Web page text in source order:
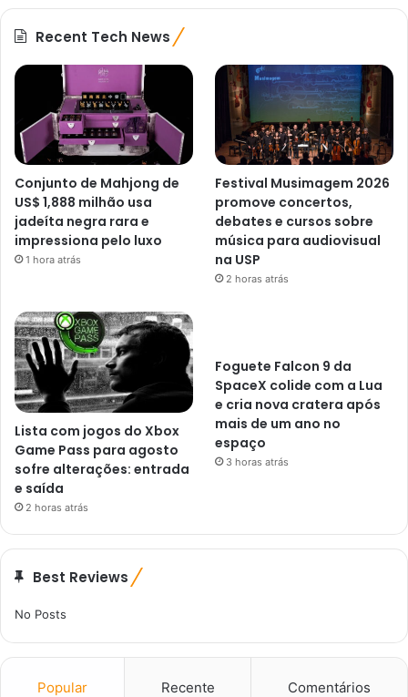
Recent Tech News
Conjunto de Mahjong de
US$ 1,888 milhão usa
jadeíta negra rara e
impressiona pelo luxo
1 hora atrás
Festival Musimagem 2026
promove concertos,
debates e cursos sobre
música para audiovisual
na USP
2 horas atrás
Lista com jogos do Xbox
Game Pass para agosto
sofre alterações: entrada
e saída
2 horas atrás
Foguete Falcon 9 da
SpaceX colide com a Lua
e cria nova cratera após
mais de um ano no
espaço
3 horas atrás
Best Reviews
No Posts
Popular Recente Comentários